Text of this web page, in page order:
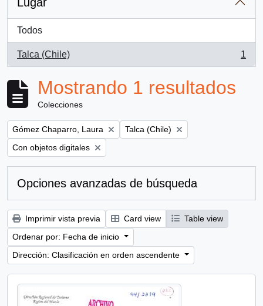
Todos
Talca (Chile)
, 1 resultados
1
Mostrando 1 resultados
Colecciones
Remove filter:
Gómez Chaparro, Laura Remove filter:
Talca (Chile)
Remove filter:
Con objetos digitales
Opciones avanzadas de búsqueda
Imprimir vista previa Card view
Table view
Ordenar por: Fecha de inicio
Dirección: Clasificación en orden ascendente